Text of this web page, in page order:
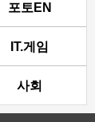
포토EN
IT.게임
사회